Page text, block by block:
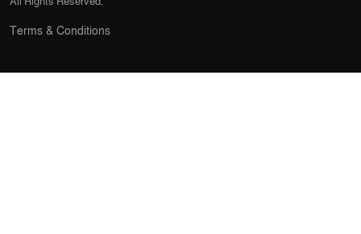
Terms & Conditions